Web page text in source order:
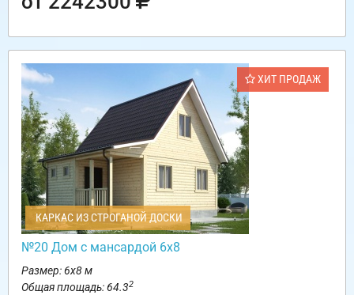
ХИТ ПРОДАЖ
КАРКАС ИЗ СТРОГАНОЙ ДОСКИ
№20 Дом с мансардой 6х8
Размер: 6х8 м
Общая площадь: 64.32